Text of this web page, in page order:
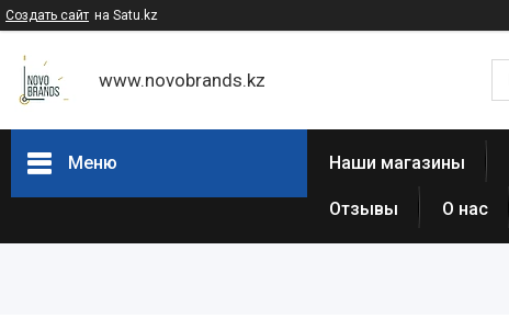
Создать сайт на Satu.kz
www.novobrands.kz
Меню Наши магазины
Отзывы О нас